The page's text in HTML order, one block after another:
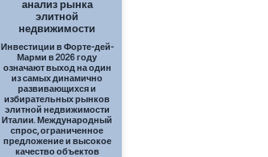
анализ рынка
элитной
недвижимости
Инвестиции в Форте-дей-
Марми в 2026 году
означают выход на один
из самых динамично
развивающихся и
избирательных рынков
элитной недвижимости
Италии. Международный
спрос, ограниченное
предложение и высокое
качество объектов